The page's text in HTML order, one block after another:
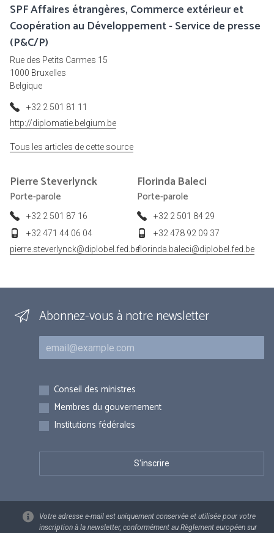
SPF Affaires étrangères, Commerce extérieur et
Coopération au Développement - Service de presse
(P&C/P)
Rue des Petits Carmes 15
1000 Bruxelles
Belgique
+32 2 501 81 11
http://diplomatie.belgium.be
Tous les articles de cette source
PierreSteverlynck
Porte-parole
+32 2 501 87 16
+32 471 44 06 04
pierre.steverlynck@diplobel.fed.be
Florinda Baleci
Porte-parole
+32 2 501 84 29
+32 478 92 09 37
florinda.baleci@diplobel.fed.be
Abonnez-vous à notre newsletter
Courriel
Inscriptions
Conseil des ministres
Membres du gouvernement
Institutions fédérales
Votre adresse e-mail est uniquement conservée et utilisée pour votre
inscription à la newsletter, conformément au Règlement européen sur